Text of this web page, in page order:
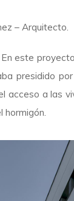
– Arquitecto.
este
presidido
acceso a las
hormigón.